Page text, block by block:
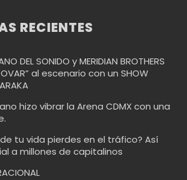
RECIENTES
DEL SONIDO y MERIDIAN BROTHERS
al escenario con un SHOW
hizo vibrar la Arena CDMX con una
tu vida pierdes en el tráfico? Así
a millones de capitalinos